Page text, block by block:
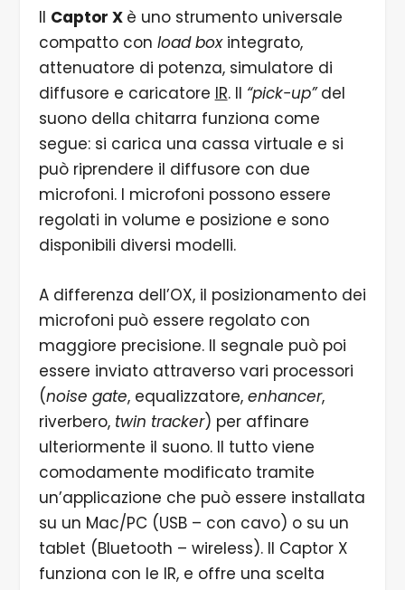
Il Captor X è uno strumento universale
compatto con load box integrato,
attenuatore di potenza, simulatore di
diffusore e caricatore IR. Il “pick-up”del
suono della chitarra funziona come
segue: si carica una cassa virtuale e si
può riprendere il diffusore con due
microfoni. I microfoni possono essere
regolati in volume e posizione e sono
disponibili diversi modelli.
A differenza dell’OX, il posizionamento dei
microfoni può essere regolato con
maggiore precisione. Il segnale può poi
essere inviato attraverso vari processori
(noise gate, equalizzatore, enhancer,
riverbero, twin tracker) per affinare
ulteriormente il suono. Il tutto viene
comodamente modificato tramite
un’applicazione che può essere installata
su un Mac/PC (USB – con cavo) o su un
tablet (Bluetooth – wireless). Il Captor X
funziona con le IR, e offre una scelta